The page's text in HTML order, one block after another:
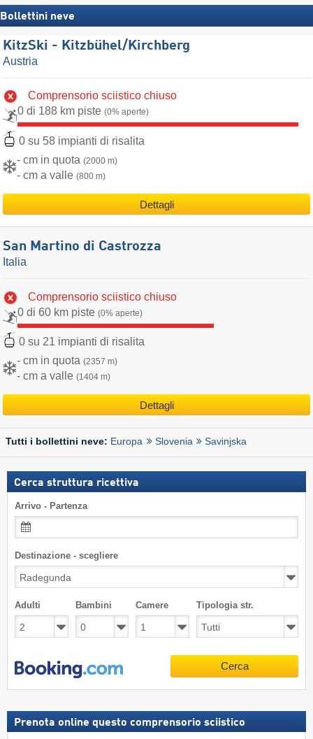
Bollettini neve
KitzSki - Kitzbühel/​Kirchberg
Austria
Comprensorio sciistico chiuso
0 di 188 km piste (0% aperte)
0 su 58 impianti di risalita
- cm in quota (2000 m)
- cm a valle (800 m)
Dettagli
San Martino di Castrozza
Italia
Comprensorio sciistico chiuso
0 di 60 km piste (0% aperte)
0 su 21 impianti di risalita
- cm in quota (2357 m)
- cm a valle (1404 m)
Dettagli
Tutti i bollettini neve: Europa Slovenia Savinjska
Cerca struttura ricettiva
Arrivo - Partenza
Destinazione - scegliere
Adulti Bambini Camere Tipologia str.
Cerca
Prenota online questo comprensorio sciistico